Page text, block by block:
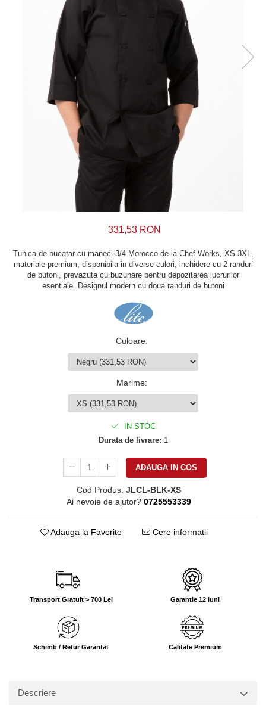
331,53 RON
Tunica de bucatar cu maneci 3/4 Morocco de la Chef Works, XS-3XL,
materiale premium, disponibila in diverse culori, inchidere cu 2 randuri
de butoni, prevazuta cu buzunare pentru depozitarea lucrurilor
esentiale. Designul modern cu doua randuri de butoni
Culoare:
Marime:
IN STOC
Durata de livrare: 1
ADAUGA IN COS
Cod Produs: JLCL-BLK-XS
Ai nevoie de ajutor? 0725553339
Adauga la Favorite Cere informatii
Transport Gratuit > 700 Lei Garantie 12 luni
Schimb / Retur Garantat Calitate Premium
Descriere